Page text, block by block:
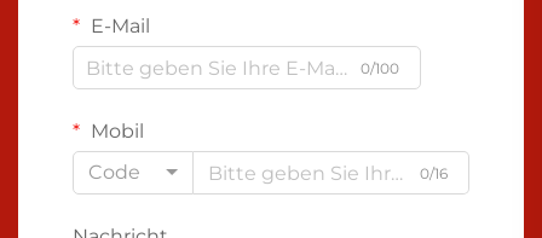
E-Mail
0/100
Mobil
Code
0/16